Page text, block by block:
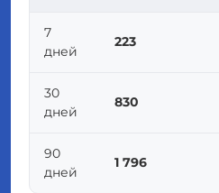
7
дней
223
30
дней
830
90
дней
1 796